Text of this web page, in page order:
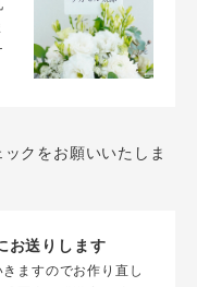
クをお願いいたしま
お送りします
ますのでお作り直し